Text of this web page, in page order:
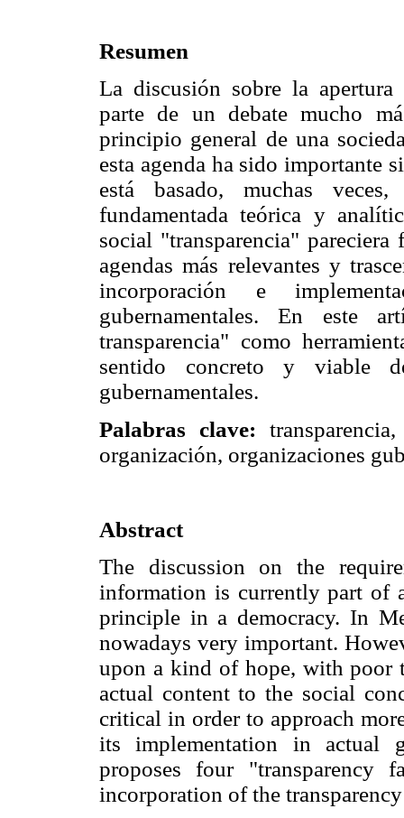
Resumen
La discusión sobre la
parte de un debate mucho
principio general de una
esta agenda ha sido importante
está basado, muchas
fundamentada teórica y
social "transparencia"
agendas más relevantes y
incorporación e
gubernamentales. En este
transparencia" como
sentido concreto y viable
gubernamentales.
Palabras clave:
organización, organizaciones
Abstract
The discussion on the
information is currently part of
principle in a democracy. In
nowadays very important.
upon a kind of hope, with poor
actual content to the social
critical in order to approach
its implementation in actual
proposes four
incorporation of the